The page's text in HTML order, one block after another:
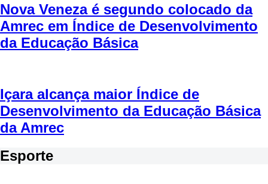
Nova Veneza é segundo colocado da
Amrec em Índice de Desenvolvimento
da Educação Básica
Içara alcança maior Índice de
Desenvolvimento da Educação Básica
da Amrec
Esporte